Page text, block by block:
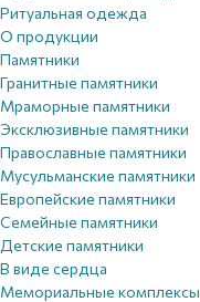
Ритуальная одежда
О продукции
Памятники
Гранитные памятники
Мраморные памятники
Эксклюзивные памятники
Православные памятники
Мусульманские памятники
Европейские памятники
Семейные памятники
Детские памятники
В виде сердца
Мемориальные комплексы